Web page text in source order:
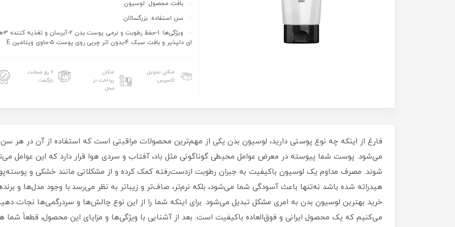
بافت محصول: لوسیون
سن استفاده: بزرگسالان
ای دلپذیر و بافت سبک 4-بدون اثر چربی روی پوست 5-حاوی ویتامین E
امکان تحویل
اکسپرس
امکان
پرداخت در
محل
۷ روز ضمانت
بازگشت
فارغ از اینکه چه نوع پوستی دارید، لوسیون بدن یکی از مهم‌ترین محصولات مراقبتی است که استفاده از آن در
می‌شود. پوست شما پیوسته در معرض عوامل محیطی گوناگونی مثل باد، آفتاب و سردی هوا قرار دارد که این عوامل
شوند. مصرف مداوم یک لوسیون باکیفیت به جبران رطوبت ازدست‌رفته کمک کرده و از مشکلاتی مانند خشکی و
هیدراته شده باشد نه‌تنها باعث آسودگی شما می‌شود، بلکه نرم‌تر، صاف‌تر و زیباتر به نظر می‌رسد.با وجود مدل‌ها و
خرید بهترین لوسیون بدن به امری مشکل تبدیل می‌شود. برای اینکه شما را از این نوع چالش‌ها و سردرگمی‌ها نجات
می‌کنیم که یک محصول ایرانی و فوق‌العاده باکیفیت است. بعد از آشنایی با ویژگی‌ها و مزایای این محصول، قطعاً شما